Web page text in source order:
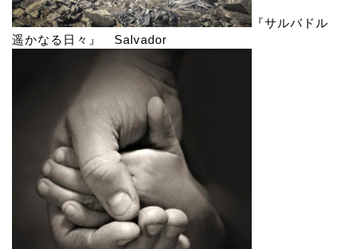
『サルバドル
遥かなる日々』 Salvador